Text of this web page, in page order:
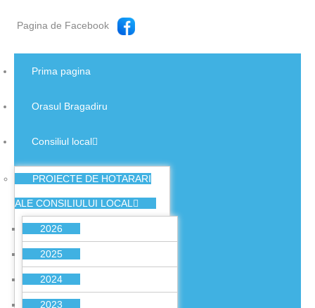
Pagina de Facebook
Prima pagina
Orasul Bragadiru
Consiliul local
PROIECTE DE HOTARARI
ALE CONSILIULUI LOCAL
2026
2025
2024
2023